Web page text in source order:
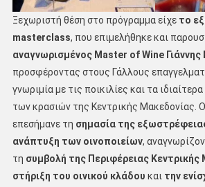
Ξεχωριστή θέση στο πρόγραμμα είχε το
masterclass, που επιμελήθηκε και
αναγνωρισμένος Master of Wine
προσφέροντας στους Γάλλους
γνωριμία με τις ποικιλίες και τα
των κρασιών της Κεντρικής Μακεδονίας.
επεσήμανε τη σημασία της
ανάπτυξη των οινοποιείων,
τη συμβολή της Περιφέρειας Κεντρικής
στήριξη του οινικού κλάδου και την